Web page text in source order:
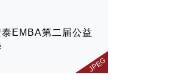
EMBA第二届公益
JPEG